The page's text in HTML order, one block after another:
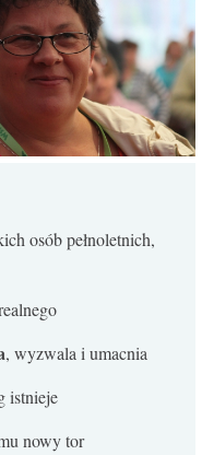
osób pełnoletnich,
, wyzwala i umacnia
istnieje
nowy tor